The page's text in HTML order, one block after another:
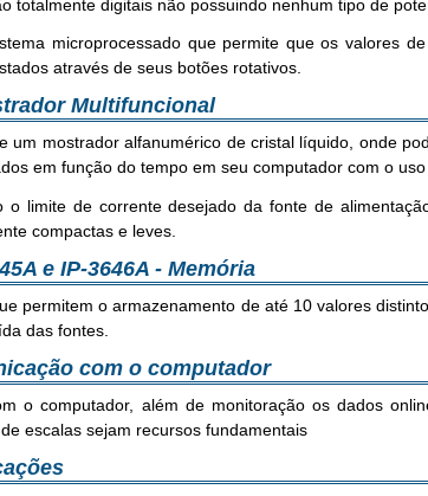
totalmente digitais não possuindo nenhum tipo de
microprocessado que permite que os valores
através de seus botões rotativos.
Multifuncional
mostrador alfanumérico de cristal líquido, onde
em função do tempo em seu computador com o
limite de corrente desejado da fonte de
compactas e leves.
e IP-3646A - Memória
permitem o armazenamento de até 10 valores
das fontes.
com o computador
o computador, além de monitoração os dados
escalas sejam recursos fundamentais